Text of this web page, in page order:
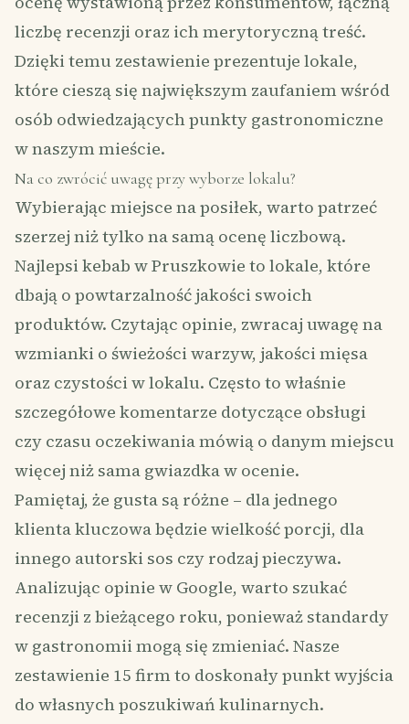
liczbę recenzji oraz ich merytoryczną treść.
Dzięki temu zestawienie prezentuje lokale,
które cieszą się największym zaufaniem wśród
osób odwiedzających punkty gastronomiczne
w naszym mieście.
Na co zwrócić uwagę przy wyborze lokalu?
Wybierając miejsce na posiłek, warto patrzeć
szerzej niż tylko na samą ocenę liczbową.
Najlepsi kebab w Pruszkowie to lokale, które
dbają o powtarzalność jakości swoich
produktów. Czytając opinie, zwracaj uwagę na
wzmianki o świeżości warzyw, jakości mięsa
oraz czystości w lokalu. Często to właśnie
szczegółowe komentarze dotyczące obsługi
czy czasu oczekiwania mówią o danym miejscu
więcej niż sama gwiazdka w ocenie.
Pamiętaj, że gusta są różne – dla jednego
klienta kluczowa będzie wielkość porcji, dla
innego autorski sos czy rodzaj pieczywa.
Analizując opinie w Google, warto szukać
recenzji z bieżącego roku, ponieważ standardy
w gastronomii mogą się zmieniać. Nasze
zestawienie 15 firm to doskonały punkt wyjścia
do własnych poszukiwań kulinarnych.